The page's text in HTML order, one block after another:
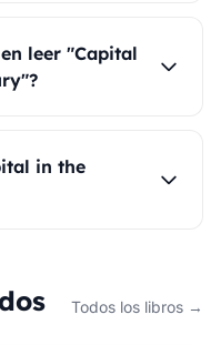
leer "Capital
in the
Todos los libros →